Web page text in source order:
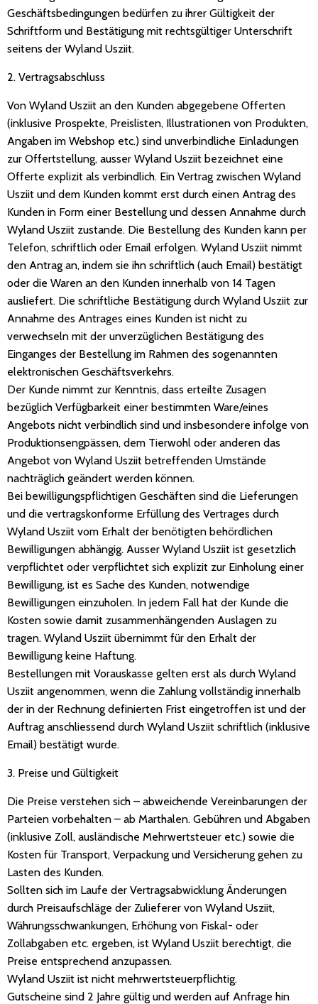
Geschäftsbedingungen bedürfen zu ihrer Gültigkeit der
Schriftform und Bestätigung mit rechtsgültiger Unterschrift
seitens der Wyland Usziit.
2. Vertragsabschluss
Von Wyland Usziit an den Kunden abgegebene Offerten
(inklusive Prospekte, Preislisten, Illustrationen von Produkten,
Angaben im Webshop etc.) sind unverbindliche Einladungen
zur Offertstellung, ausser Wyland Usziit bezeichnet eine
Offerte explizit als verbindlich. Ein Vertrag zwischen Wyland
Usziit und dem Kunden kommt erst durch einen Antrag des
Kunden in Form einer Bestellung und dessen Annahme durch
Wyland Usziit zustande. Die Bestellung des Kunden kann per
Telefon, schriftlich oder Email erfolgen. Wyland Usziit nimmt
den Antrag an, indem sie ihn schriftlich (auch Email) bestätigt
oder die Waren an den Kunden innerhalb von 14 Tagen
ausliefert. Die schriftliche Bestätigung durch Wyland Usziit zur
Annahme des Antrages eines Kunden ist nicht zu
verwechseln mit der unverzüglichen Bestätigung des
Einganges der Bestellung im Rahmen des sogenannten
elektronischen Geschäftsverkehrs.
Der Kunde nimmt zur Kenntnis, dass erteilte Zusagen
bezüglich Verfügbarkeit einer bestimmten Ware/eines
Angebots nicht verbindlich sind und insbesondere infolge von
Produktionsengpässen, dem Tierwohl oder anderen das
Angebot von Wyland Usziit betreffenden Umstände
nachträglich geändert werden können.
Bei bewilligungspflichtigen Geschäften sind die Lieferungen
und die vertragskonforme Erfüllung des Vertrages durch
Wyland Usziit vom Erhalt der benötigten behördlichen
Bewilligungen abhängig. Ausser Wyland Usziit ist gesetzlich
verpflichtet oder verpflichtet sich explizit zur Einholung einer
Bewilligung, ist es Sache des Kunden, notwendige
Bewilligungen einzuholen. In jedem Fall hat der Kunde die
Kosten sowie damit zusammenhängenden Auslagen zu
tragen. Wyland Usziit übernimmt für den Erhalt der
Bewilligung keine Haftung.
Bestellungen mit Vorauskasse gelten erst als durch Wyland
Usziit angenommen, wenn die Zahlung vollständig innerhalb
der in der Rechnung definierten Frist eingetroffen ist und der
Auftrag anschliessend durch Wyland Usziit schriftlich (inklusive
Email) bestätigt wurde.
3. Preise und Gültigkeit
Die Preise verstehen sich – abweichende Vereinbarungen der
Parteien vorbehalten – ab Marthalen. Gebühren und Abgaben
(inklusive Zoll, ausländische Mehrwertsteuer etc.) sowie die
Kosten für Transport, Verpackung und Versicherung gehen zu
Lasten des Kunden.
Sollten sich im Laufe der Vertragsabwicklung Änderungen
durch Preisaufschläge der Zulieferer von Wyland Usziit,
Währungsschwankungen, Erhöhung von Fiskal- oder
Zollabgaben etc. ergeben, ist Wyland Usziit berechtigt, die
Preise entsprechend anzupassen.
Wyland Usziit ist nicht mehrwertsteuerpflichtig.
Gutscheine sind 2 Jahre gültig und werden auf Anfrage hin